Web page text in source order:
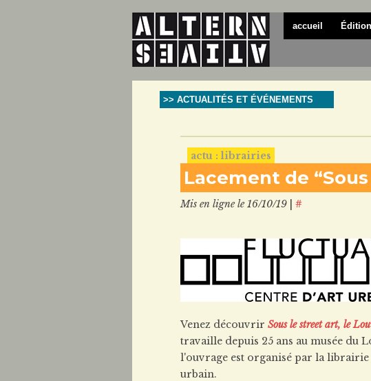
accueil
>> ACTUALITÉS ET ÉVÉNEMENTS
actu : librairies
Lacement de
Mis en ligne le 16/10/19 #
Venez découvrir Sous le street art, le
travaille depuis 25 ans au musée du
l'ouvrage est organisé par la
urbain.